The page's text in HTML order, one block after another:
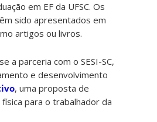
em EF da UFSC. Os
sido apresentados em
artigos ou livros.
a parceria com o SESI-SC,
e desenvolvimento
, uma proposta de
para o trabalhador da